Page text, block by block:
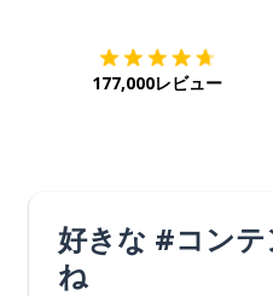
177,000レビュー
好きな #コン
ね